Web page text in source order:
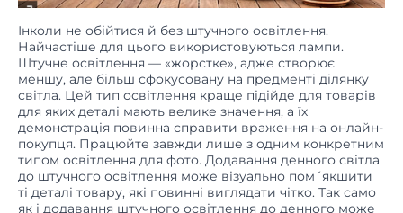
Інколи не обійтися й без штучного освітлення.
Найчастіше для цього використовуються лампи.
Штучне освітлення — «жорстке», адже створює
меншу, але більш сфокусовану на предменті ділянку
світла. Цей тип освітлення краще підійде для товарів
для яких деталі мають велике значення, а їх
демонстрація повинна справити враження на онлайн-
покупця. Працюйте завжди лише з одним конкретним
типом освітлення для фото. Додавання денного світла
до штучного освітлення може візуально пом´якшити
ті деталі товару, які повинні виглядати чітко. Так само
як і додавання штучного освітлення до денного може
відобразити товар на фотографії надто різко.